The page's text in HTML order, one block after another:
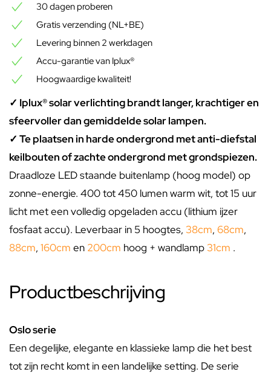
30 dagen proberen
Gratis verzending (NL+BE)
Levering binnen 2 werkdagen
Accu-garantie van Iplux®
Hoogwaardige kwaliteit!
✓ Iplux® solar verlichting brandt langer, krachtiger en
sfeervoller dan gemiddelde solar lampen.
✓ Te plaatsen in harde ondergrond met anti-diefstal
keilbouten of zachte ondergrond met grondspiezen.
Draadloze LED staande buitenlamp (hoog model) op
zonne-energie. 400 tot 450 lumen warm wit, tot 15 uur
licht met een volledig opgeladen accu (lithium ijzer
fosfaat accu). Leverbaar in 5 hoogtes, 38cm, 68cm,
88cm, 160cm en 200cm hoog + wandlamp 31cm .
Productbeschrijving
Oslo serie
Een degelijke, elegante en klassieke lamp die het best
tot zijn recht komt in een landelijke setting. De serie